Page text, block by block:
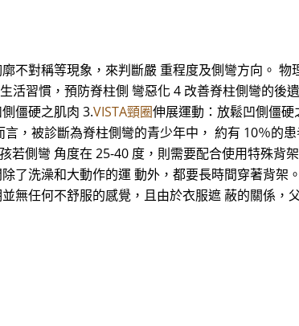
不對稱等現象，來判斷嚴 重程度及側彎方向。
活習慣，預防脊柱側 彎惡化 4 改善脊柱側彎的
僵硬之肌肉 3.VISTA頸圈伸展運動：放鬆凹側僵
，被診斷為脊柱側彎的青少年中， 約有 10％的
若側彎 角度在 25-40 度，則需要配合使用特殊
了洗澡和大動作的運 動外，都要長時間穿著背
無任何不舒服的感覺，且由於衣服遮 蔽的關係，